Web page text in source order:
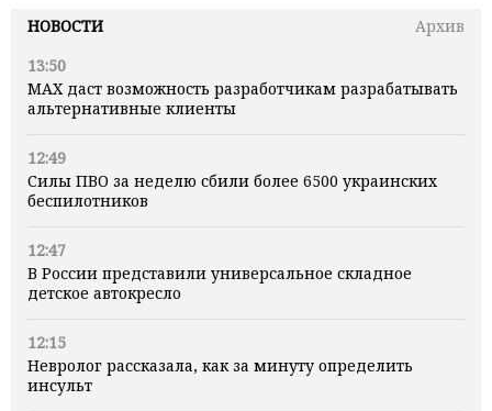
НОВОСТИ
Архив
13:50
MAX даст возможность разработчикам разрабатывать
альтернативные клиенты
12:49
Силы ПВО за неделю сбили более 6500 украинских
беспилотников
12:47
В России представили универсальное складное
детское автокресло
12:15
Невролог рассказала, как за минуту определить
инсульт